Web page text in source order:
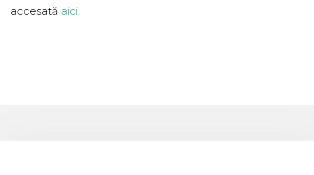
accesată aici.